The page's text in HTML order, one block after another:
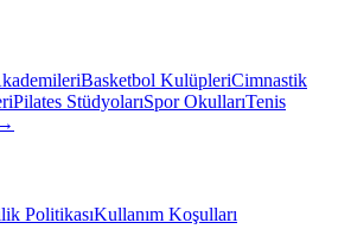
Basketbol KulüpleriCimnastik
Pilates StüdyolarıSpor OkullarıTenis
PolitikasıKullanım Koşulları